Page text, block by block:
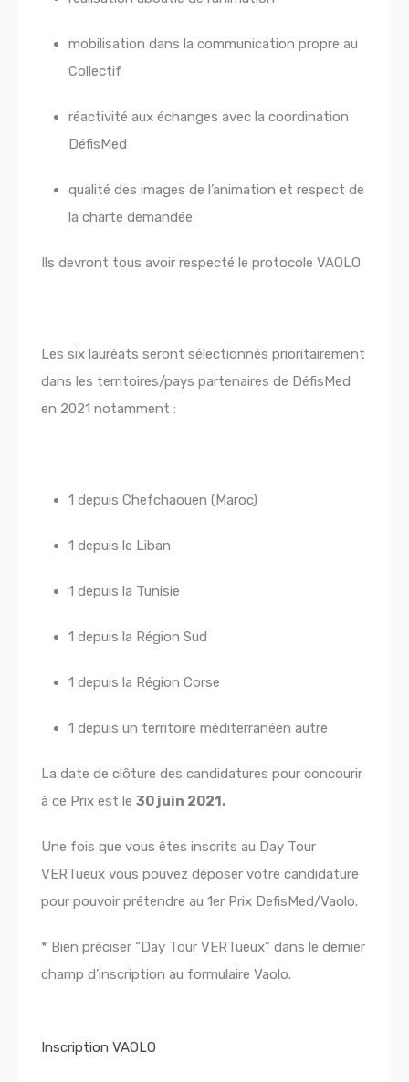
mobilisation dans la communication propre au
Collectif
réactivité aux échanges avec la coordination
DéfisMed
qualité des images de l’animation et respect de
la charte demandée
Ils devront tous avoir respecté le protocole VAOLO
Les six lauréats seront sélectionnés prioritairement
dans les territoires/pays partenaires de DéfisMed
en 2021 notamment :
1 depuis Chefchaouen (Maroc)
1 depuis le Liban
1 depuis la Tunisie
1 depuis la Région Sud
1 depuis la Région Corse
1 depuis un territoire méditerranéen autre
La date de clôture des candidatures pour concourir
à ce Prix est le 30 juin 2021.
Une fois que vous êtes inscrits au Day Tour
VERTueux vous pouvez déposer votre candidature
pour pouvoir prétendre au 1er Prix DefisMed/Vaolo.
* Bien préciser “Day Tour VERTueux” dans le dernier
champ d’inscription au formulaire Vaolo.
Inscription VAOLO